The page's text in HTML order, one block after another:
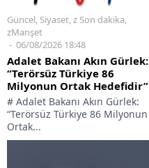
Güncel, Siyaset,z Son dakika,
zManşet
06/08/2026 18:48
Adalet Bakanı Akın Gürlek:
“Terörsüz Türkiye 86
Milyonun Ortak Hedefidir”
# Adalet Bakanı Akın Gürlek:
“Terörsüz Türkiye 86 Milyonun
Ortak...